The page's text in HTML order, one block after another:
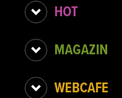
HOT
MAGAZIN
WEBCAFE